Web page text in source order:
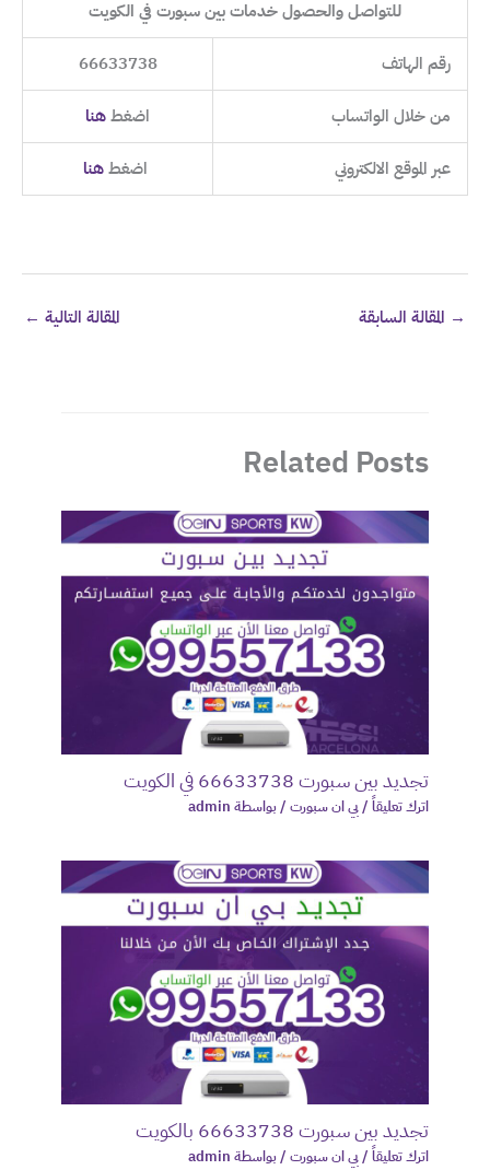
للتواصل والحصول خدمات بين سبورت في الكويت
رقم الهاتف 66633738
من خلال الواتساب اضغطهنا
عبر الموقع الالكتروني اضغطهنا
→ المقالة السابقة المقالة التالية ←
Related Posts
تجديد بين سبورت 66633738 في الكويت
اترك تعليقاً /بي ان سبورت / بواسطة admin
تجديد بين سبورت 66633738 بالكويت
اترك تعليقاً /بي ان سبورت / بواسطة admin